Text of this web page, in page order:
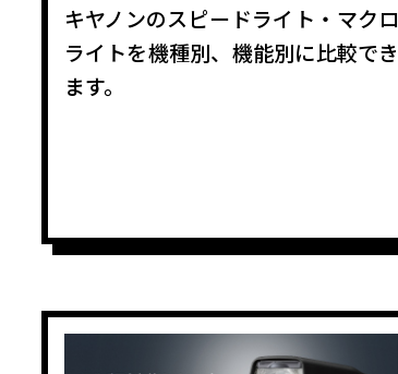
キヤノンのスピードライト・マクロ
ライトを機種別、機能別に比較でき
ます。